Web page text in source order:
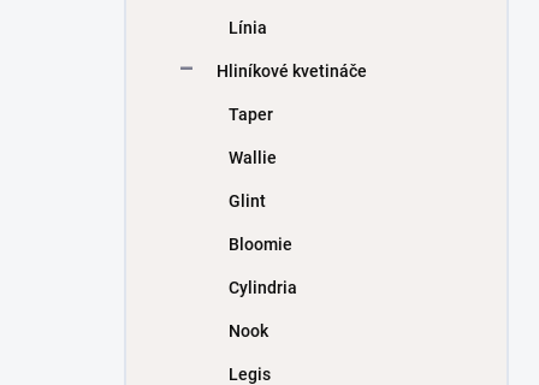
Línia
Hliníkové kvetináče
Taper
Wallie
Glint
Bloomie
Cylindria
Nook
Legis